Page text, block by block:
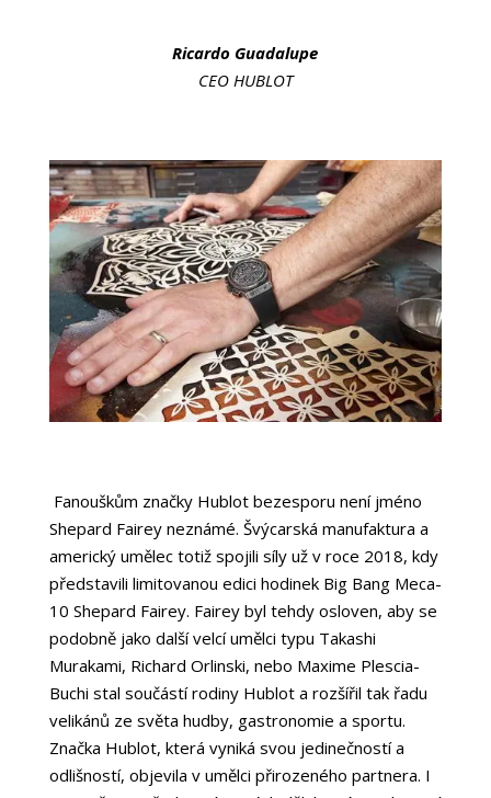
Ricardo Guadalupe
CEO HUBLOT
Fanouškům značky Hublot bezesporu není jméno
Shepard Fairey neznámé. Švýcarská manufaktura a
americký umělec totiž spojili síly už v roce 2018, kdy
představili limitovanou edici hodinek Big Bang Meca-
10 Shepard Fairey. Fairey byl tehdy osloven, aby se
podobně jako další velcí umělci typu Takashi
Murakami, Richard Orlinski, nebo Maxime Plescia-
Buchi stal součástí rodiny Hublot a rozšířil tak řadu
velikánů ze světa hudby, gastronomie a sportu.
Značka Hublot, která vyniká svou jedinečností a
odlišností, objevila v umělci přirozeného partnera. I